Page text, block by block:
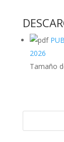
2026
Tamaño